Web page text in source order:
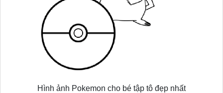
Hình ảnh Pokemon cho bé tập tô đẹp nhất